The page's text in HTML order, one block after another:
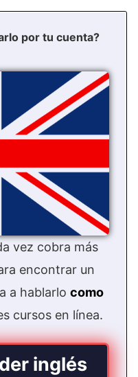
por tu cuenta?
vez cobra más
encontrar un
a hablarlo como
cursos en línea.
inglés